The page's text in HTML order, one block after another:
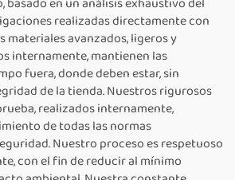
realizadas directamente con
materiales avanzados, ligeros y
internamente, mantienen las
fuera, donde deben estar, sin
de la tienda. Nuestros rigurosos
realizados internamente,
de todas las normas
Nuestro proceso es respetuoso
con el fin de reducir al mínimo